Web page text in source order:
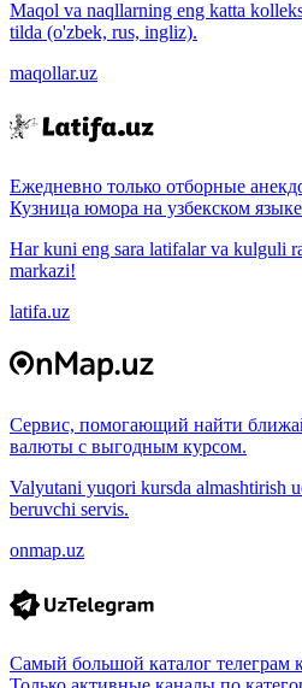
Maqol va naqllarning eng katta
tilda (o'zbek, rus, ingliz).
maqollar.uz
Ежедневно только отборные
Кузница юмора на узбекском
Har kuni eng sara latifalar va kulguli
markazi!
latifa.uz
Сервис, помогающий найти
валюты с выгодным курсом.
Valyutani yuqori kursda almashtirish
beruvchi servis.
onmap.uz
Самый большой каталог телеграм